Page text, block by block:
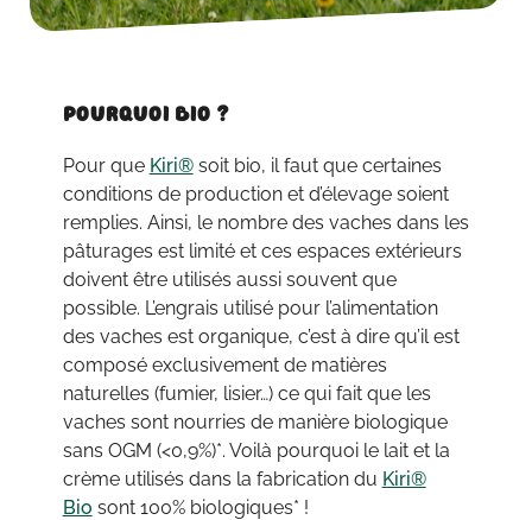
Pourquoi Bio ?
Pour que Kiri®soit bio, il faut que certaines
conditions de production et d’élevage soient
remplies. Ainsi, le nombre des vaches dans les
pâturages est limité et ces espaces extérieurs
doivent être utilisés aussi souvent que
possible. L’engrais utilisé pour l’alimentation
des vaches est organique, c’est à dire qu’il est
composé exclusivement de matières
naturelles (fumier, lisier…) ce qui fait que les
vaches sont nourries de manière biologique
sans OGM (<0,9%)*. Voilà pourquoi le lait et la
crème utilisés dans la fabrication du Kiri®
Bio sont 100% biologiques* !